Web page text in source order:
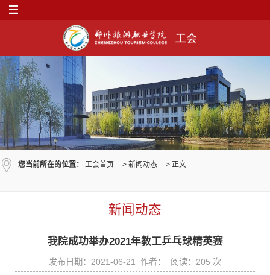
您当前所在的位置： 工会首页 -> 新闻动态 -> 正文
新闻动态
我院成功举办2021年教工乒乓球精英赛
发布日期：2021-06-21 作者： 阅读： 205 次